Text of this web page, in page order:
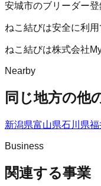
安城市のブリーダー
ねこ結びは安全に利用
ねこ結びは株式会社
Nearby
同じ地方の他
新潟県富山県石川県福
Business
関連する事業